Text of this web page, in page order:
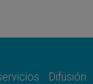
Difusión